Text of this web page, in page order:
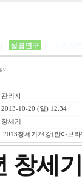
성경연구
관리자
2013-10-20 (일) 12:34
창세기
2013창세기24강(한아브
창세